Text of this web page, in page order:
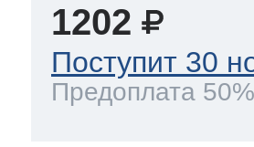
1202
Поступит 30
Предоплата 50%